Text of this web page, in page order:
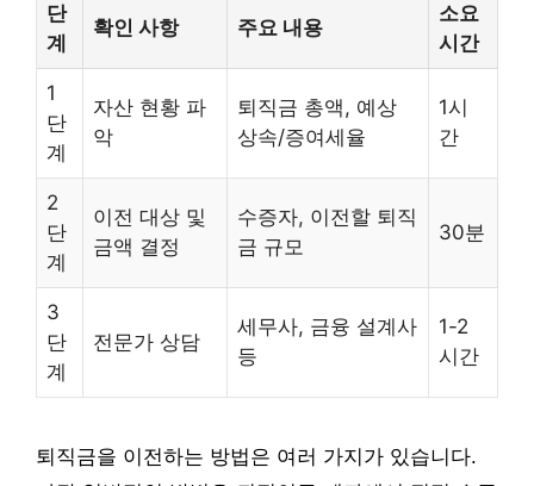
단
계
확인 사항 주요 내용
소요
시간
1
단
계
자산 현황 파
악
퇴직금 총액, 예상
상속/증여세율
1시
간
2
단
계
이전 대상 및
금액 결정
수증자, 이전할 퇴직
금 규모
30분
3
단
계
전문가 상담
세무사, 금융 설계사
등
1-2
시간
퇴직금을 이전하는 방법은 여러 가지가 있습니다.